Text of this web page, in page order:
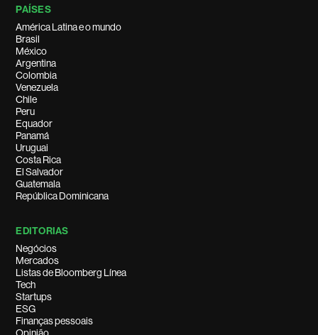
PAÍSES
América Latina e o mundo
Brasil
México
Argentina
Colombia
Venezuela
Chile
Peru
Equador
Panamá
Uruguai
Costa Rica
El Salvador
Guatemala
República Dominicana
EDITORIAS
Negócios
Mercados
Listas de Bloomberg Línea
Tech
Startups
ESG
Finanças pessoais